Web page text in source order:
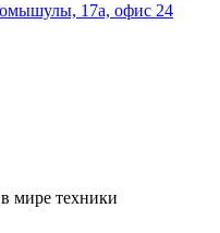
17а, офис 24
мире техники